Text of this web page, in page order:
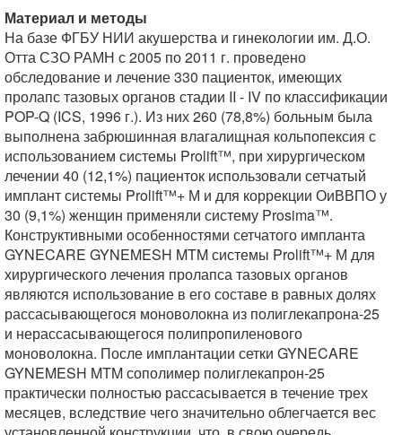
Материал и методы
На базе ФГБУ НИИ акушерства и гинекологии им. Д.О.
Отта СЗО РАМН с 2005 по 2011 г. проведено
обследование и лечение 330 пациенток, имеющих
пролапс тазовых органов стадии II - IV по классификации
POP-Q (ICS, 1996 г.). Из них 260 (78,8%) больным была
выполнена забрюшинная влагалищная кольпопексия с
использованием системы Prolift™, при хирургическом
лечении 40 (12,1%) пациенток использовали сетчатый
имплант системы Prolift™+ М и для коррекции ОиВВПО у
30 (9,1%) женщин применяли систему Prosima™.
Конструктивными особенностями сетчатого импланта
GYNECARE GYNEMESH MTM системы Prolift™+ М для
хирургического лечения пролапса тазовых органов
являются использование в его составе в равных долях
рассасывающегося моноволокна из полиглекапрона-25
и нерассасывающегося полипропиленового
моноволокна. После имплантации сетки GYNECARE
GYNEMESH MTM сополимер полиглекапрон-25
практически полностью рассасывается в течение трех
месяцев, вследствие чего значительно облегчается вес